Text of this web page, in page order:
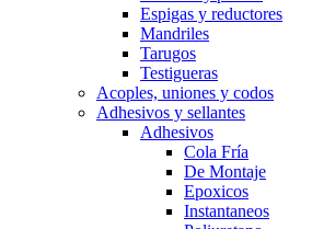
Espigas y reductores
Mandriles
Tarugos
Testigueras
Acoples, uniones y codos
Adhesivos y sellantes
Adhesivos
Cola Fría
De Montaje
Epoxicos
Instantaneos